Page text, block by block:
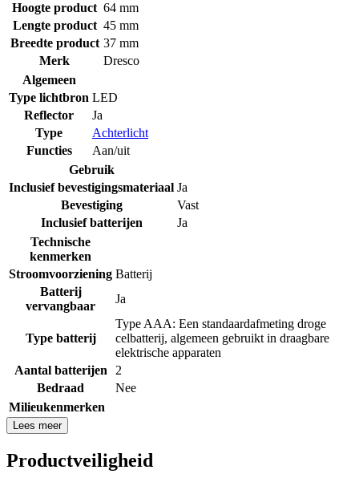
Hoogte product 64 mm
Lengte product 45 mm
Breedte product 37 mm
Merk
Dresco
Algemeen
Type lichtbron LED
Reflector
Ja
Type
Achterlicht
Functies
Aan/uit
Gebruik
Inclusief bevestigingsmateriaal Ja
Bevestiging
Vast
Inclusief batterijen
Ja
Technische
kenmerken
Stroomvoorziening Batterij
Batterij
vervangbaar
Ja
Type batterij
Type AAA: Een standaardafmeting droge
celbatterij, algemeen gebruikt in draagbare
elektrische apparaten
Aantal batterijen
2
Bedraad
Nee
Milieukenmerken
Lees meer
Productveiligheid